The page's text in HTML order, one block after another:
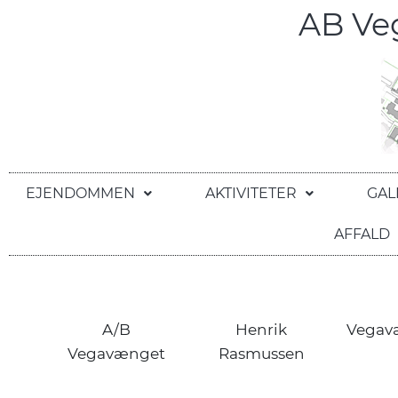
AB
EJENDOMMEN AKTIVITETER
AFFALD
A/B
Vegavænget
Henrik
Rasmussen